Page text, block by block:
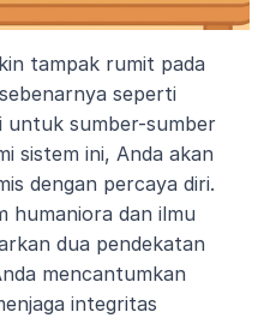
tampak rumit pada
seperti
untuk sumber-sumber
sistem ini, Anda akan
dengan percaya diri.
humaniora dan ilmu
dua pendekatan
mencantumkan
integritas